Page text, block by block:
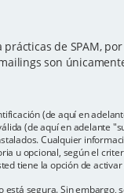
prácticas de SPAM,
son
(de aquí en
(de aquí en adelante
Cualquier
u opcional, según el
tiene la opción de
segura. Sin